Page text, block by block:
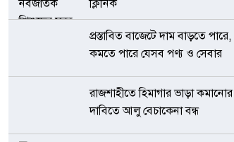
ক্লিনিক
প্রস্তাবিত বাজেটে দাম বাড়তে পারে,
কমতে পারে যেসব পণ্য ও সেবার
রাজশাহীতে হিমাগার ভাড়া কমানোর
দাবিতে আলু বেচাকেনা বন্ধ